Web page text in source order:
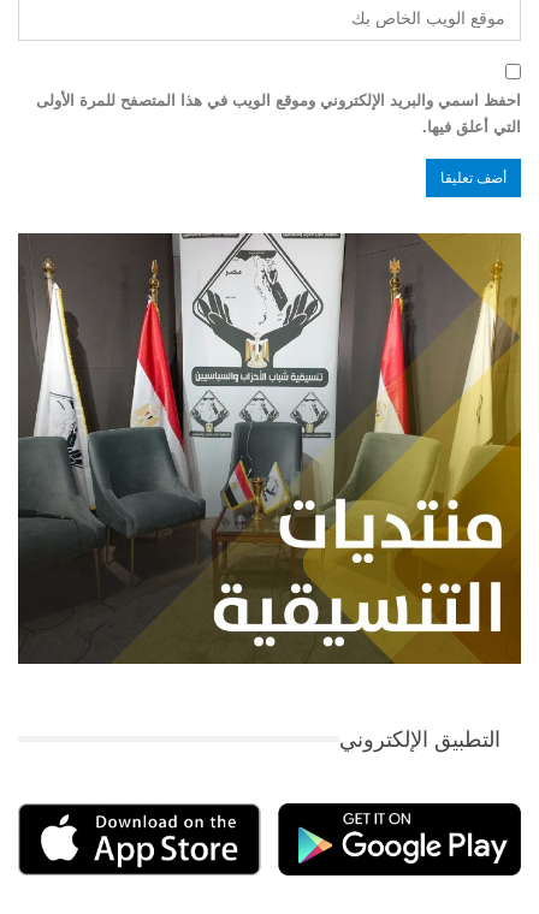
احفظ اسمي والبريد الإلكتروني وموقع الويب في هذا المتصفح للمرة الأولى
التي أعلق فيها.
التطبيق الإلكتروني